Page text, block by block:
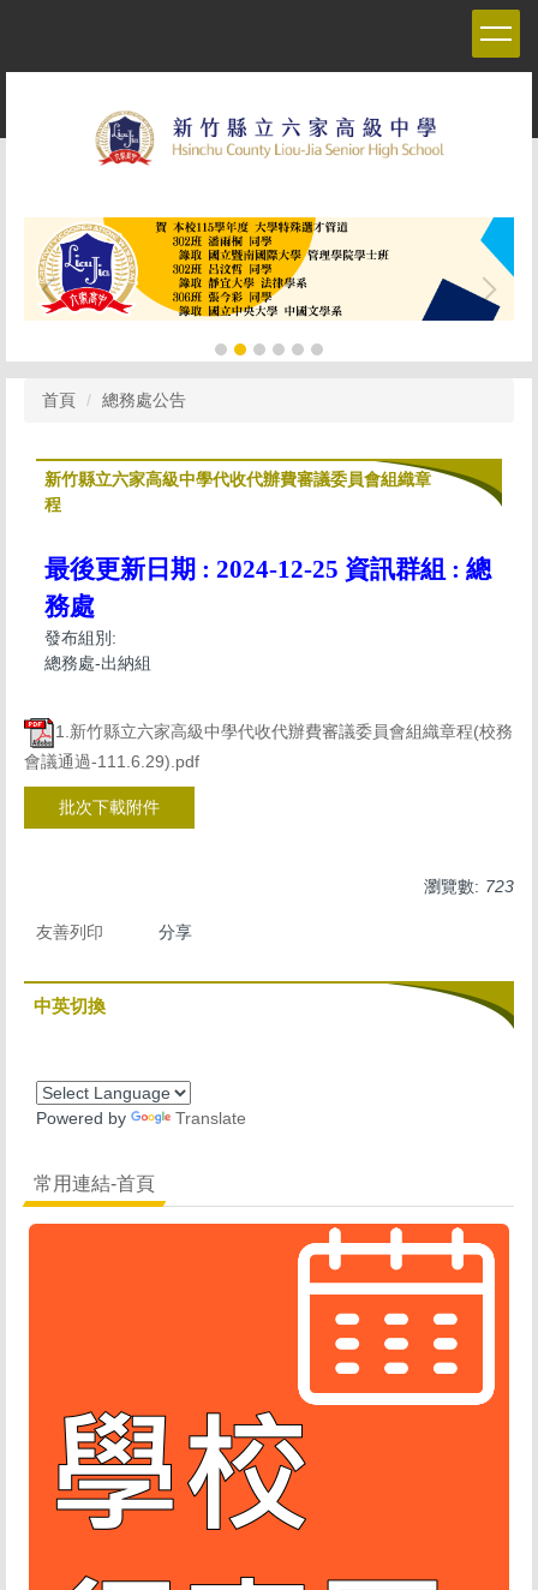
首頁 總務處公告
新竹縣立六家高級中學代收代辦費審議委員會組織章
程
最後更新日期 : 2024-12-25 資訊群組 : 總
務處
發布組別:
總務處-出納組
1.新竹縣立六家高級中學代收代辦費審議委員會組織章程(校務
會議通過-111.6.29).pdf
批次下載附件
瀏覽數: 723
友善列印 分享
中英切換
Powered by Translate
常用連結-首頁